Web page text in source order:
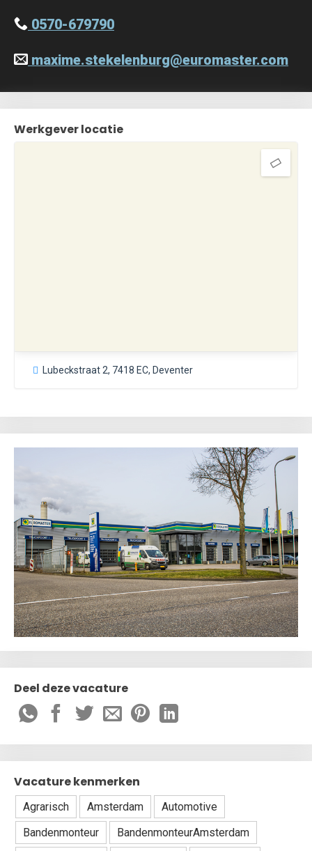
0570-679790
maxime.stekelenburg@euromaster.com
Werkgever locatie
Lubeckstraat 2, 7418 EC, Deventer
Deel deze vacature
Vacature kenmerken
Agrarisch Amsterdam
Automotive
Bandenmonteur
BandenmonteurAmsterdam